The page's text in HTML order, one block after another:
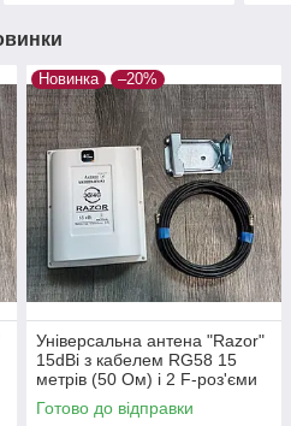
Новинка –20%
Універсальна антена "Razor"
15dBi з кабелем RG58 15
метрів (50 Ом) і 2 F-роз'єми
Готово до відправки